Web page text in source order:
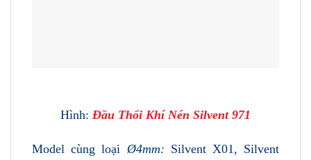
Hình: Đầu Thổi Khí Nén Silvent 971
Model cùng loại Ø4mm: Silvent X01, Silvent